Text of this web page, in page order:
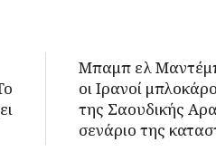
Μπαμπ ελ
οι Ιρανοί
της Σαουδικής
σενάριο της